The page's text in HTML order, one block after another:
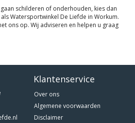
schilderen of onderhouden, kies dan
Watersportwinkel De Liefde in Workum.
ons op. Wij adviseren en helpen u graag
Klantenservice
Over ons
Algemene voorwaarden
Disclaimer